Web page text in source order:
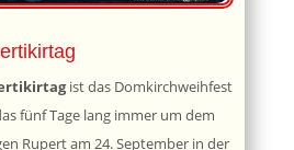
ist das Domkirchweihfest
fünf Tage lang immer um dem
Rupert am 24. September in der